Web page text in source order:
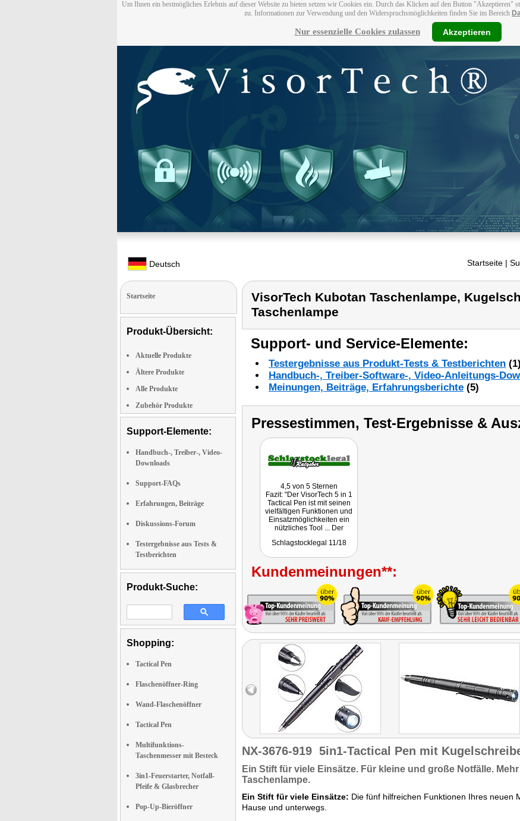
Um Ihnen ein bestmögliches Erlebnis auf dieser Website zu bieten setzen wir Cookies ein. Durch das Klicken auf den Button "Akzeptieren"
zu. Informationen zur Verwendung und den Widerspruchsmöglichkeiten finden Sie im Bereich
Nur essenzielle Cookies zulassen Akzeptieren
Deutsch Startseite |
Startseite
Produkt-Übersicht:
Aktuelle Produkte
Ältere Produkte
Alle Produkte
Zubehör Produkte
Support-Elemente:
Handbuch-, Treiber-, Video-
Downloads
Support-FAQs
Erfahrungen, Beiträge
Diskussions-Forum
Testergebnisse aus Tests &
Testberichten
Produkt-Suche:
Shopping:
Tactical Pen
Flaschenöffner-Ring
Wand-Flaschenöffner
Tactical Pen
Multifunktions-
Taschenmesser mit Besteck
3in1-Feuerstarter, Notfall-
Pfeife & Glasbrecher
Pop-Up-Bieröffner
VisorTech Kubotan Taschenlampe,
Taschenlampe
Support- und Service-Elemente:
Testergebnisse aus Produkt-Tests & Testberichten (1)
Handbuch-, Treiber-Software-, Video-Anleitungs-
Meinungen, Beiträge, Erfahrungsberichte (5)
Pressestimmen, Test-Ergebnisse &
4,5 von 5 Sternen
Fazit: "Der VisorTech 5 in 1
Tactical Pen ist mit seinen
vielfältigen Funktionen und
Einsatzmöglichkeiten ein
nützliches Tool ... Der
definitiv zur
Schlagstocklegal 11/18
Kundenmeinungen**:
NX-3676-919 5in1-Tactical Pen mit
Ein Stift für viele Einsätze. Für kleine und große Notfälle. Mehr
Taschenlampe.
Ein Stift für viele Einsätze: Die fünf hilfreichen Funktionen Ihres neuen
Hause und unterwegs.